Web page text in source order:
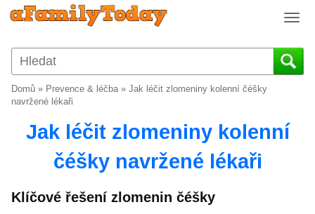
T
g
g
Domů » Prevence & léčba» Jak léčit zlomeniny kolenní čéšky
navržené lékaři
Jak léčit zlomeniny kolenní
čéšky navržené lékaři
Klíčové řešení zlomenin čéšky